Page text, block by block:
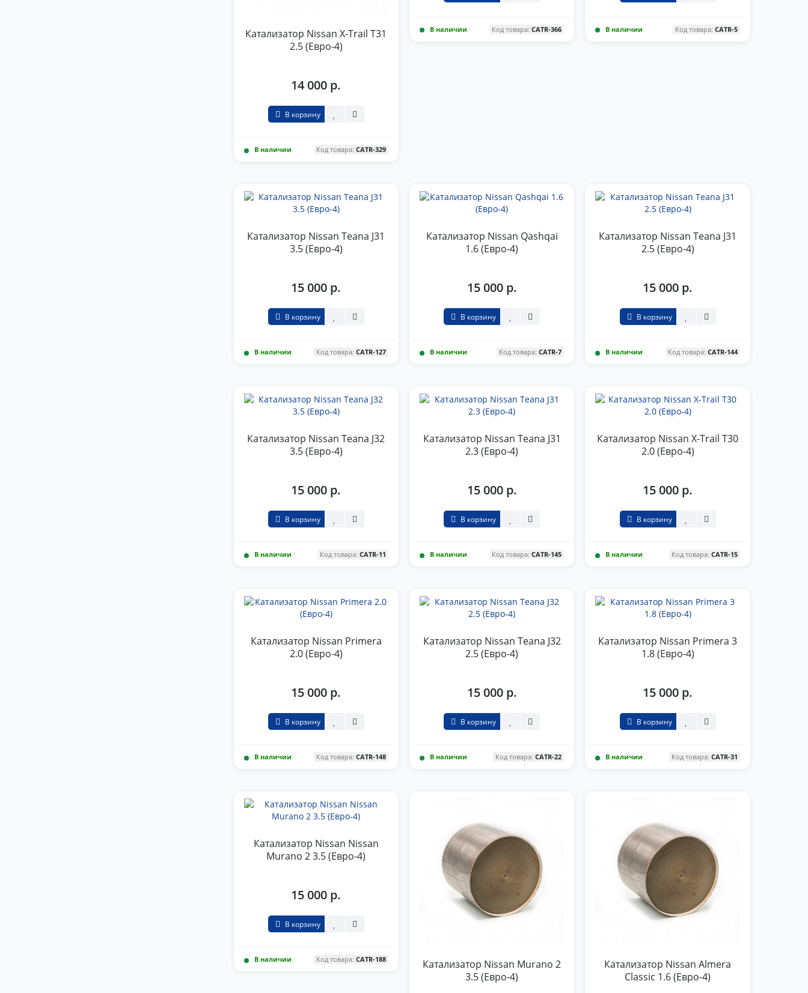
Катализатор Nissan X-Trail T31
2.5 (Евро-4)
14 000 р.
В корзину
В наличии Код товара: CATR-329
В наличии Код товара:CATR-366 В наличии Код товара: CATR-5
Катализатор Nissan Teana J31
3.5 (Евро-4)
15 000 р.
В корзину
В наличии Код товара: CATR-127
Катализатор Nissan Qashqai
1.6 (Евро-4)
15 000 р.
В корзину
В наличии Код товара:CATR-7
Катализатор Nissan Teana J31
2.5 (Евро-4)
15 000 р.
В корзину
В наличии Код товара: CATR-144
Катализатор Nissan Teana J32
3.5 (Евро-4)
15 000 р.
В корзину
В наличии Код товара: CATR-11
Катализатор Nissan Teana J31
2.3 (Евро-4)
15 000 р.
В корзину
В наличии Код товара:CATR-145
Катализатор Nissan X-Trail T30
2.0 (Евро-4)
15 000 р.
В корзину
В наличии Код товара: CATR-15
Катализатор Nissan Primera
2.0 (Евро-4)
15 000 р.
В корзину
В наличии Код товара: CATR-148
Катализатор Nissan Teana J32
2.5 (Евро-4)
15 000 р.
В корзину
В наличии Код товара:CATR-22
Катализатор Nissan Primera 3
1.8 (Евро-4)
15 000 р.
В корзину
В наличии Код товара: CATR-31
Катализатор Nissan Nissan
Murano 2 3.5 (Евро-4)
15 000 р.
В корзину
В наличии Код товара: CATR-188
Катализатор Nissan Murano 2
3.5 (Евро-4)
Катализатор Nissan Almera
Classic 1.6 (Евро-4)